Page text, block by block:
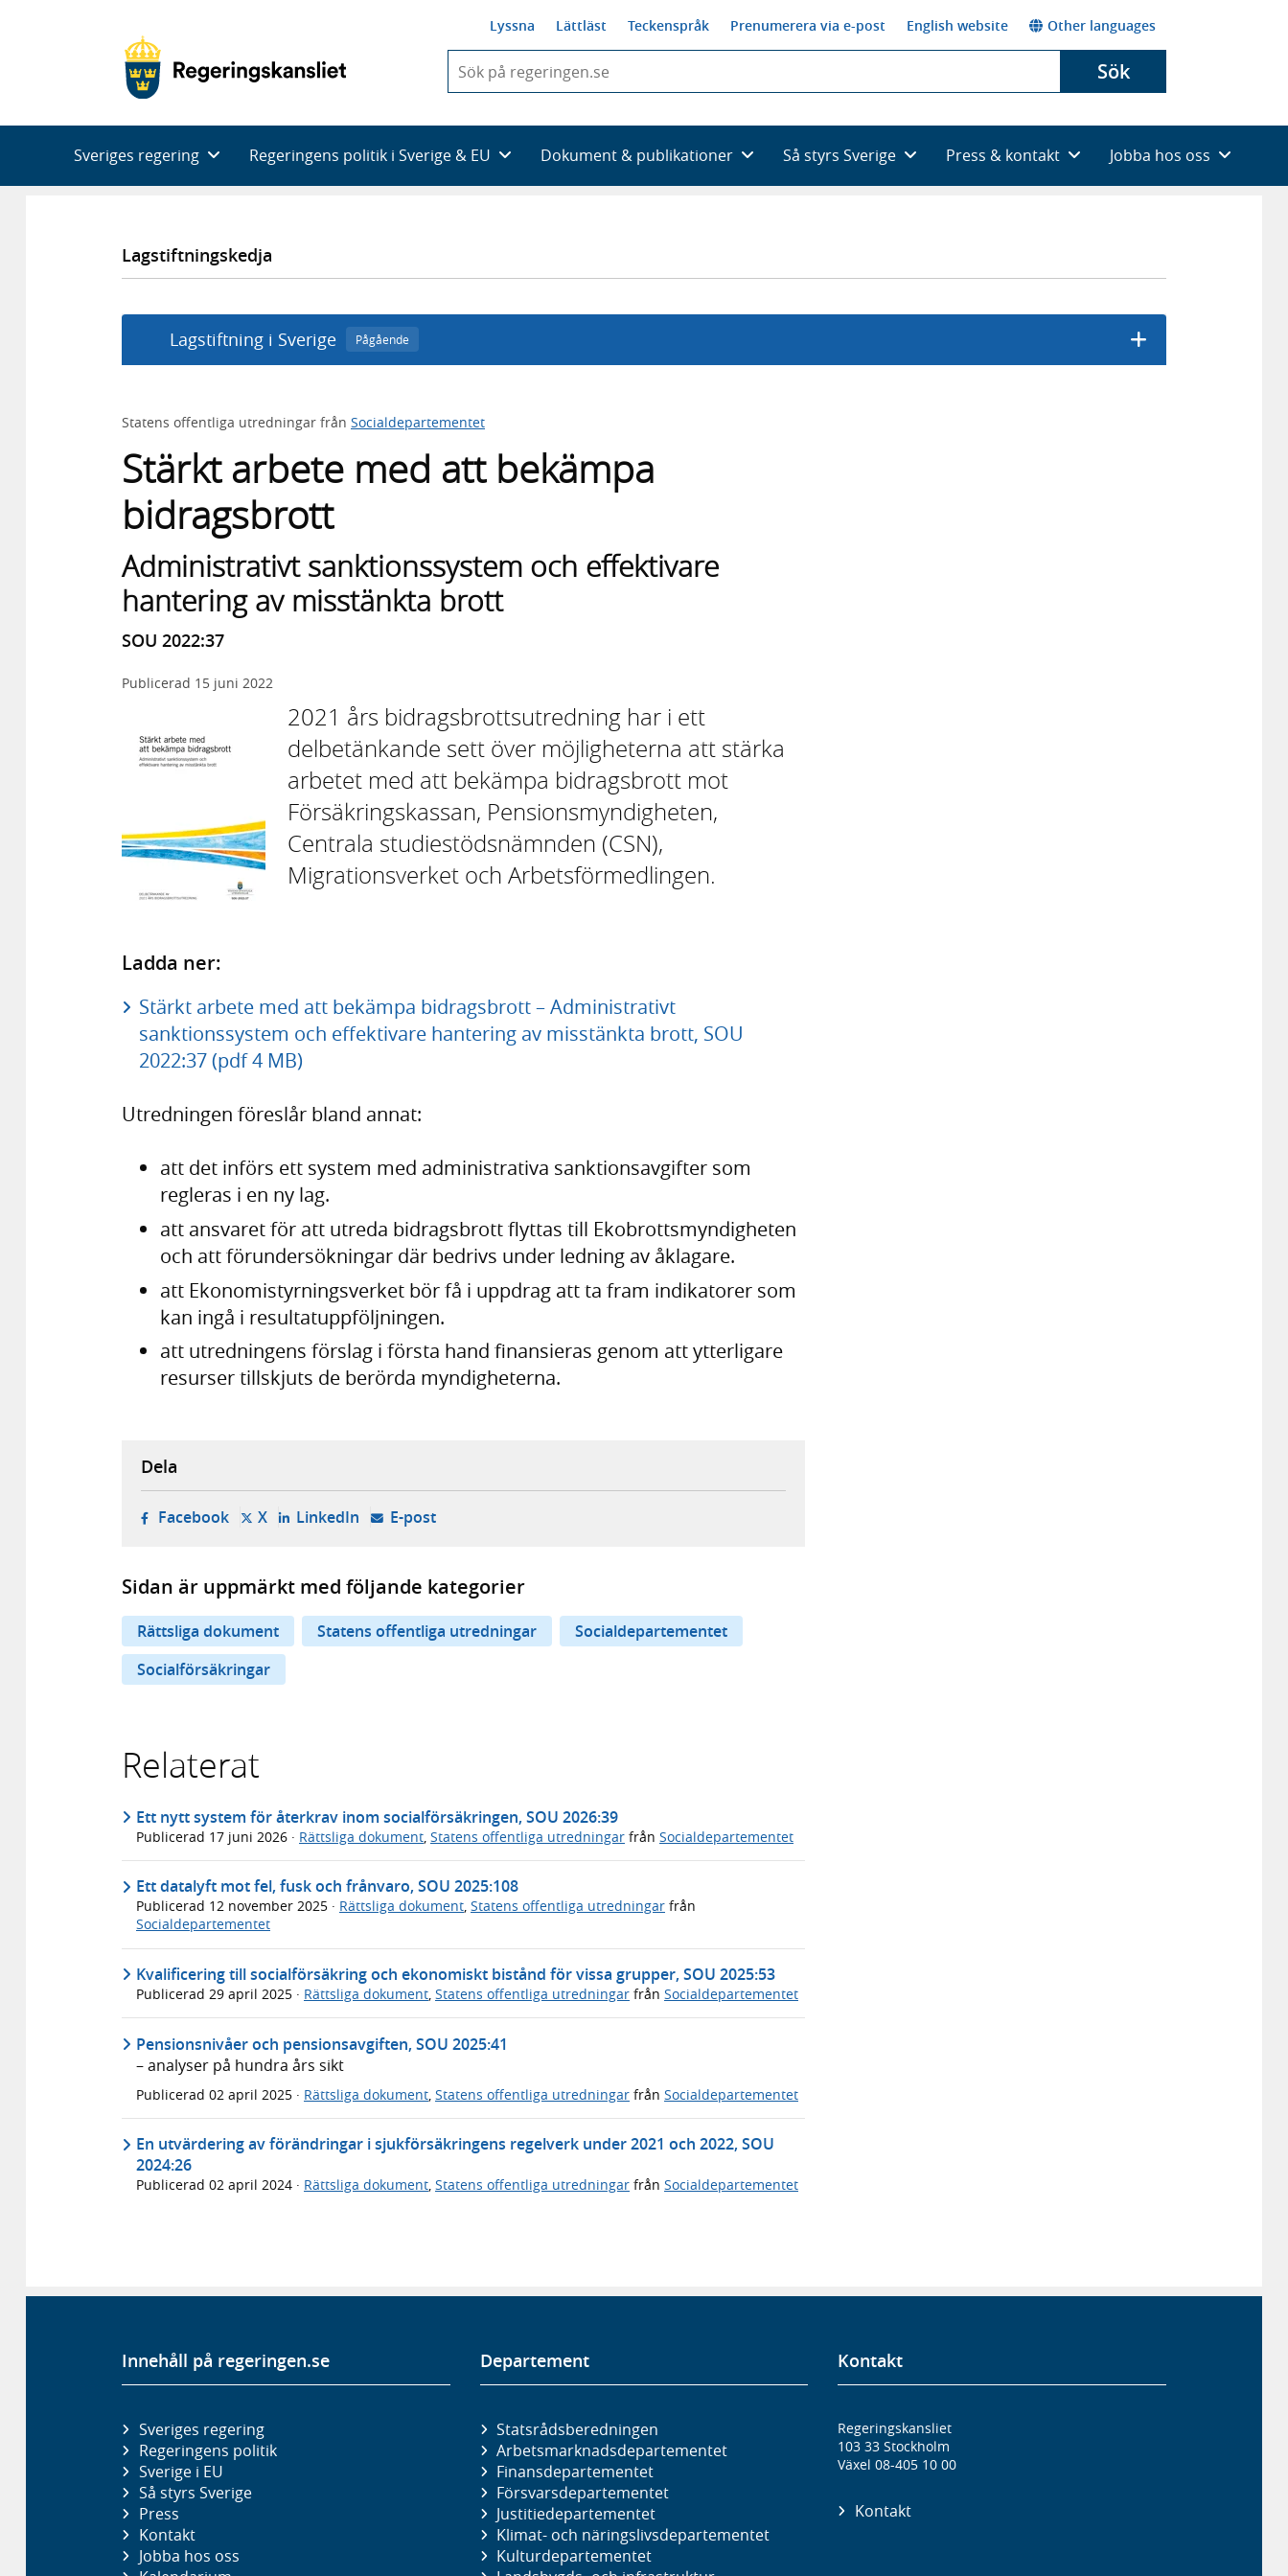
Lyssna Lättläst Teckenspråk Prenumerera via e-post English website Other languages
du
skriva
framträder
en
Sök
Sveriges regering Regeringens politik i Sverige & EU Dokument & publikationer Så styrs Sverige Press & kontakt Jobba hos oss
Lagstiftningskedja
Lagstiftning i Sverige Pågående
Statens offentliga utredningar från Socialdepartementet
Stärkt arbete med att bekämpa
bidragsbrott
Administrativt sanktionssystem och effektivare
hantering av misstänkta brott
SOU 2022:37
Publicerad 15 juni 2022
2021 års bidragsbrottsutredning har i ett
delbetänkande sett över möjligheterna att stärka
arbetet med att bekämpa bidragsbrott mot
Försäkringskassan, Pensionsmyndigheten,
Centrala studiestödsnämnden (CSN),
Migrationsverket och Arbetsförmedlingen.
Ladda ner:
Stärkt arbete med att bekämpa bidragsbrott – Administrativt
sanktionssystem och effektivare hantering av misstänkta brott, SOU
2022:37 (pdf 4 MB)
Utredningen föreslår bland annat:
att det införs ett system med administrativa sanktionsavgifter som
regleras i en ny lag.
att ansvaret för att utreda bidragsbrott flyttas till Ekobrottsmyndigheten
och att förundersökningar där bedrivs under ledning av åklagare.
att Ekonomistyrningsverket bör få i uppdrag att ta fram indikatorer som
kan ingå i resultatuppföljningen.
att utredningens förslag i första hand finansieras genom att ytterligare
resurser tillskjuts de berörda myndigheterna.
Dela
Facebook- öppnas i ny flik, extern webbplats,
X- öppnas i ny flik, extern webbplats,
LinkedIn- öppnas i ny flik, extern webbplats,
E-post- öppnar din e-postklient,
Sidan är uppmärkt med följande kategorier
Rättsliga dokument Statens offentliga utredningar
Socialdepartementet
Socialförsäkringar
Relaterat
Ett nytt system för återkrav inom socialförsäkringen, SOU 2026:39
Publicerad 17 juni 2026 · Rättsliga dokument Statens offentliga utredningar från Socialdepartementet
Ett datalyft mot fel, fusk och frånvaro, SOU 2025:108
Publicerad 12 november 2025 · Rättsliga dokument, Statens offentliga utredningar från
Socialdepartementet
Kvalificering till socialförsäkring och ekonomiskt bistånd för vissa grupper, SOU 2025:53
Publicerad 29 april 2025 · Rättsliga dokument, Statens offentliga utredningar från Socialdepartementet
Pensionsnivåer och pensionsavgiften, SOU 2025:41
– analyser på hundra års sikt
Publicerad 02 april 2025 · Rättsliga dokument Statens offentliga utredningar från Socialdepartementet
En utvärdering av förändringar i sjukförsäkringens regelverk under 2021 och 2022, SOU
2024:26
Publicerad 02 april 2024 · Rättsliga dokument, Statens offentliga utredningar från Socialdepartementet
Innehåll på regeringen.se
Sveriges regering
Regeringens politik
Sverige i EU
Så styrs Sverige
Press
Kontakt
Jobba hos oss
Departement
Statsrådsberedningen
Arbetsmarknads­departementet
Finans­departementet
Försvars­departementet
Justitie­departementet
Klimat- och näringslivs­departementet
Kultur­departementet
Kontakt
Regeringskansliet
103 33 Stockholm
Växel 08-405 10 00
Kontakt